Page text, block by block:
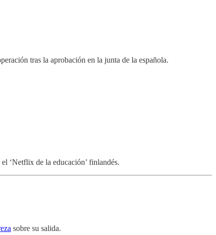
tras la aprobación en la junta de la española.
el ‘Netflix de la educación’ finlandés.
sobre su salida.